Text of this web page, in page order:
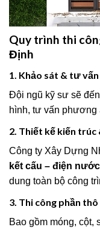
Quy trình thi
Định
1. Khảo sát & tư vấn
Đội ngũ kỹ sư sẽ
hình, tư vấn phương
2. Thiết kế kiến trúc
Công ty Xây Dựng
kết cấu – điện
dung toàn bộ công
3. Thi công phần thô
Bao gồm móng,